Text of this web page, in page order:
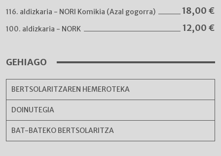
116. aldizkaria - NORI Komikia (Azal gogorra) 18,00 €
100. aldizkaria - NORK 12,00 €
GEHIAGO
BERTSOLARITZAREN HEMEROTEKA
DOINUTEGIA
BAT-BATEKO BERTSOLARITZA